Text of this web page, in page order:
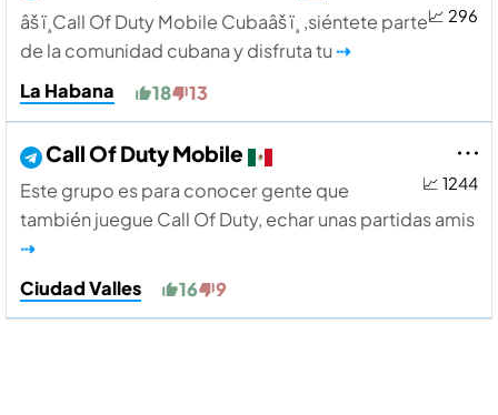
📈 296
âš ï¸Call Of Duty Mobile Cubaâš ï¸ ,siéntete parte
de la comunidad cubana y disfruta tu ⇢
La Habana
18 13
📈 1244
Call Of Duty Mobile
Este grupo es para conocer gente que
también juegue Call Of Duty, echar unas partidas amis
⇢
Ciudad Valles
16 9